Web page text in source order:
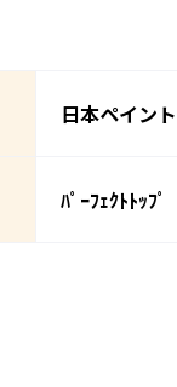
日本ペイント
ﾊﾟｰﾌｪｸﾄﾄｯﾌﾟ